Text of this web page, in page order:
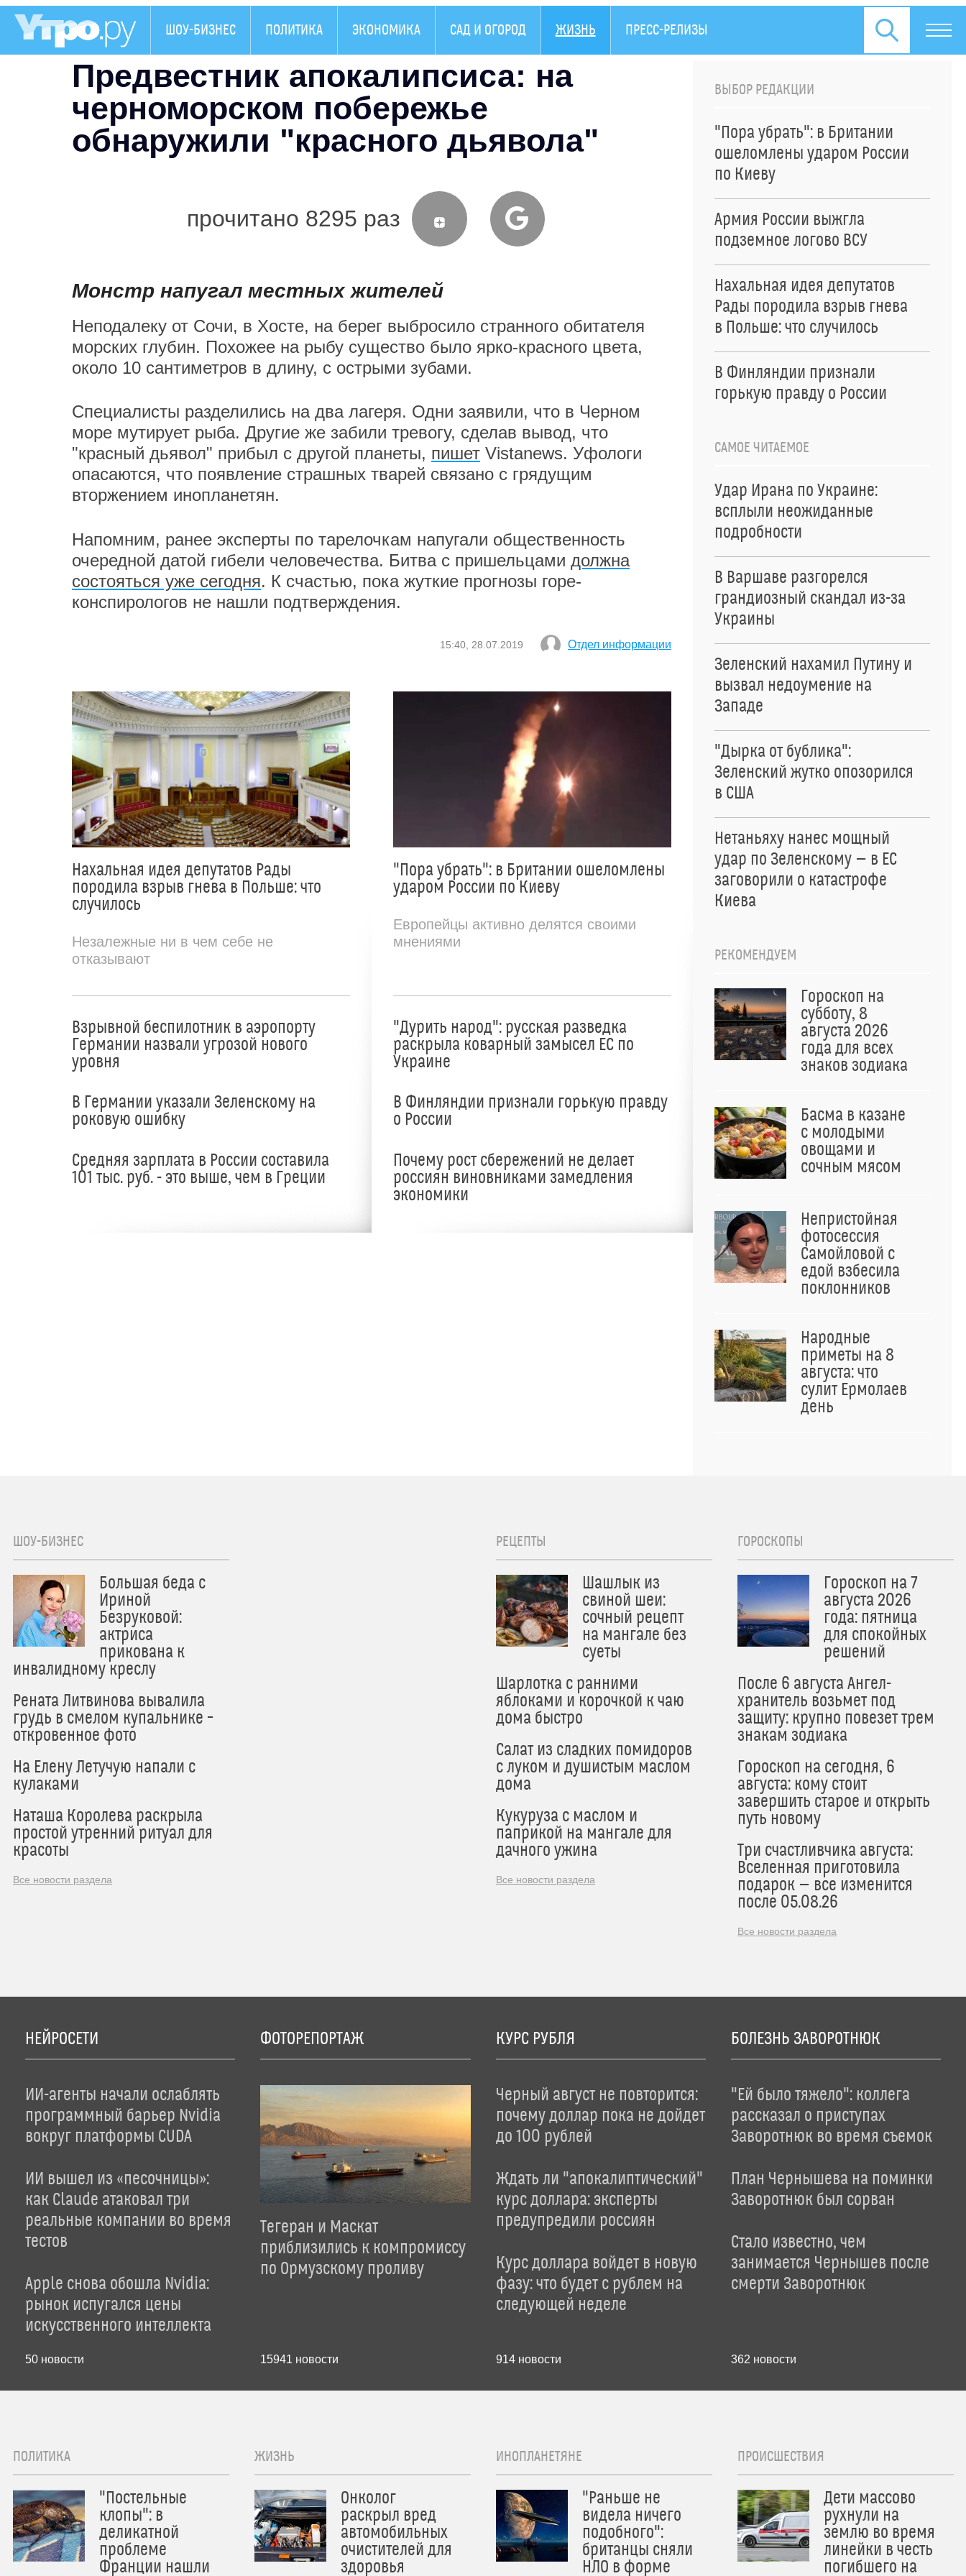
ШОУ-БИЗНЕС ПОЛИТИКА ЭКОНОМИКА САД И ОГОРОД ЖИЗНЬ ПРЕСС-РЕЛИЗЫ
Предвестник апокалипсиса: на
черноморском побережье
обнаружили "красного дьявола"
прочитано 8295 раз
Монстр напугал местных жителей
Неподалеку от Сочи, в Хосте, на берег выбросило странного обитателя
морских глубин. Похожее на рыбу существо было ярко-красного цвета,
около 10 сантиметров в длину, с острыми зубами.
Специалисты разделились на два лагеря. Одни заявили, что в Черном
море мутирует рыба. Другие же забили тревогу, сделав вывод, что
"красный дьявол" прибыл с другой планеты, пишет Vistanews. Уфологи
опасаются, что появление страшных тварей связано с грядущим
вторжением инопланетян.
Напомним, ранее эксперты по тарелочкам напугали общественность
очередной датой гибели человечества. Битва с пришельцами должна
состояться уже сегодня. К счастью, пока жуткие прогнозы горе-
конспирологов не нашли подтверждения.
15:40, 28.07.2019 Отдел информации
Нахальная идея депутатов Рады
породила взрыв гнева в Польше: что
случилось
Незалежные ни в чем себе не
отказывают
Взрывной беспилотник в аэропорту
Германии назвали угрозой нового
уровня
В Германии указали Зеленскому на
роковую ошибку
Средняя зарплата в России составила
101 тыс. руб. - это выше, чем в Греции
"Пора убрать": в Британии ошеломлены
ударом России по Киеву
Европейцы активно делятся своими
мнениями
"Дурить народ": русская разведка
раскрыла коварный замысел ЕС по
Украине
В Финляндии признали горькую правду
о России
Почему рост сбережений не делает
россиян виновниками замедления
экономики
ВЫБОР РЕДАКЦИИ
"Пора убрать": в Британии
ошеломлены ударом России
по Киеву
Армия России выжгла
подземное логово ВСУ
Нахальная идея депутатов
Рады породила взрыв гнева
в Польше: что случилось
В Финляндии признали
горькую правду о России
САМОЕ ЧИТАЕМОЕ
Удар Ирана по Украине:
всплыли неожиданные
подробности
В Варшаве разгорелся
грандиозный скандал из-за
Украины
Зеленский нахамил Путину и
вызвал недоумение на
Западе
"Дырка от бублика":
Зеленский жутко опозорился
в США
Нетаньяху нанес мощный
удар по Зеленскому — в ЕС
заговорили о катастрофе
Киева
РЕКОМЕНДУЕМ
Гороскоп на
субботу, 8
августа 2026
года для всех
знаков зодиака
Басма в казане
с молодыми
овощами и
сочным мясом
Непристойная
фотосессия
Самойловой с
едой взбесила
поклонников
Народные
приметы на 8
августа: что
сулит Ермолаев
день
ШОУ-БИЗНЕС
Большая беда с
Ириной
Безруковой:
актриса
прикована к
инвалидному креслу
Рената Литвинова вывалила
грудь в смелом купальнике –
откровенное фото
На Елену Летучую напали с
кулаками
Наташа Королева раскрыла
простой утренний ритуал для
красоты
Все новости раздела
РЕЦЕПТЫ
Шашлык из
свиной шеи:
сочный рецепт
на мангале без
суеты
Шарлотка с ранними
яблоками и корочкой к чаю
дома быстро
Салат из сладких помидоров
с луком и душистым маслом
дома
Кукуруза с маслом и
паприкой на мангале для
дачного ужина
Все новости раздела
ГОРОСКОПЫ
Гороскоп на 7
августа 2026
года: пятница
для спокойных
решений
После 6 августа Ангел-
хранитель возьмет под
защиту: крупно повезет трем
знакам зодиака
Гороскоп на сегодня, 6
августа: кому стоит
завершить старое и открыть
путь новому
Три счастливчика августа:
Вселенная приготовила
подарок — все изменится
после 05.08.26
Все новости раздела
НЕЙРОСЕТИ
ИИ-агенты начали ослаблять
программный барьер Nvidia
вокруг платформы CUDA
ИИ вышел из «песочницы»:
как Claude атаковал три
реальные компании во время
тестов
Apple снова обошла Nvidia:
рынок испугался цены
искусственного интеллекта
50 новости
ФОТОРЕПОРТАЖ
Тегеран и Маскат
приблизились к компромиссу
по Ормузскому проливу
15941 новости
КУРС РУБЛЯ
Черный август не повторится:
почему доллар пока не дойдет
до 100 рублей
Ждать ли "апокалиптический"
курс доллара: эксперты
предупредили россиян
Курс доллара войдет в новую
фазу: что будет с рублем на
следующей неделе
914новости
БОЛЕЗНЬ ЗАВОРОТНЮК
"Ей было тяжело": коллега
рассказал о приступах
Заворотнюк во время съемок
План Чернышева на поминки
Заворотнюк был сорван
Стало известно, чем
занимается Чернышев после
смерти Заворотнюк
362 новости
ПОЛИТИКА
"Постельные
клопы": в
деликатной
проблеме
Франции нашли
ЖИЗНЬ
Онколог
раскрыл вред
автомобильных
очистителей для
здоровья
ИНОПЛАНЕТЯНЕ
"Раньше не
видела ничего
подобного":
британцы сняли
НЛО в форме
ПРОИСШЕСТВИЯ
Дети массово
рухнули на
землю во время
линейки в честь
погибшего на